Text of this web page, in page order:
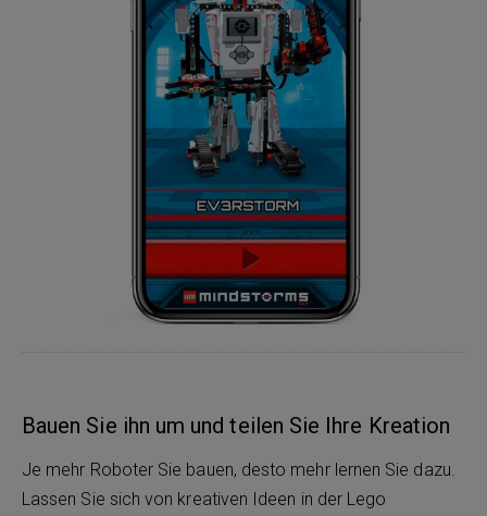
Bauen Sie ihn um und teilen Sie Ihre Kreation
Je mehr Roboter Sie bauen, desto mehr lernen Sie dazu.
Lassen Sie sich von kreativen Ideen in der Lego